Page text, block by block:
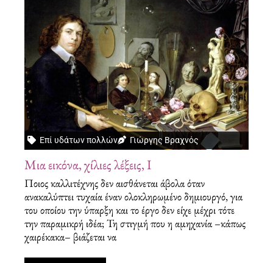
Επί υδάτων πολλών Γιώργης Βραχνός
Μια εικόνα, χίλιες λέξεις, Ι
Ποιος καλλιτέχνης δεν αισθάνεται άβολα όταν
ανακαλύπτει τυχαία έναν ολοκληρωμένο δημιουργό, για
του οποίου την ύπαρξη και το έργο δεν είχε μέχρι τότε
την παραμικρή ιδέα; Τη στιγμή που η αμηχανία –κάπως
χαιρέκακα– βιάζεται να